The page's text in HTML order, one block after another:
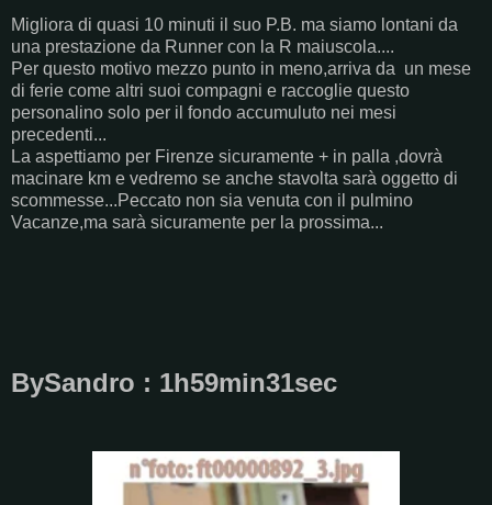
Migliora di quasi 10 minuti il suo P.B. ma siamo lontani da
una prestazione da Runner con la R maiuscola....
Per questo motivo mezzo punto in meno,arriva da un mese
di ferie come altri suoi compagni e raccoglie questo
personalino solo per il fondo accumuluto nei mesi
precedenti...
La aspettiamo per Firenze sicuramente + in palla ,dovrà
macinare km e vedremo se anche stavolta sarà oggetto di
scommesse...Peccato non sia venuta con il pulmino
Vacanze,ma sarà sicuramente per la prossima...
BySandro : 1h59min31sec